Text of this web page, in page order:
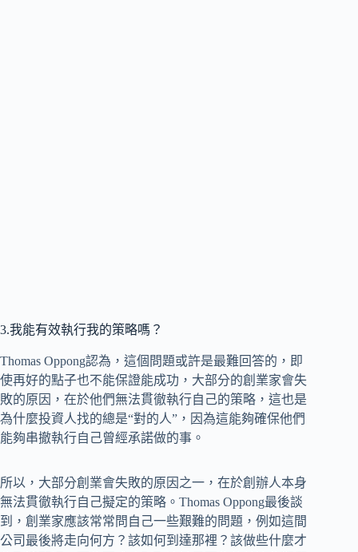
3.我能有效執行我的策略嗎？
Thomas Oppong認為，這個問題或許是最難回答的，即
使再好的點子也不能保證能成功，大部分的創業家會失
敗的原因，在於他們無法貫徹執行自己的策略，這也是
為什麼投資人找的總是“對的人”，因為這能夠確保他們
能夠串撤執行自己曾經承諾做的事。
所以，大部分創業會失敗的原因之一，在於創辦人本身
無法貫徹執行自己擬定的策略。Thomas Oppong最後談
到，創業家應該常常問自己一些艱難的問題，例如這間
公司最後將走向何方？該如何到達那裡？該做些什麼才